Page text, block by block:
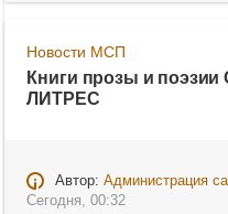
Новости МСП
Книги прозы и поэзии
ЛИТРЕС
Автор: Администрация
Сегодня, 00:32